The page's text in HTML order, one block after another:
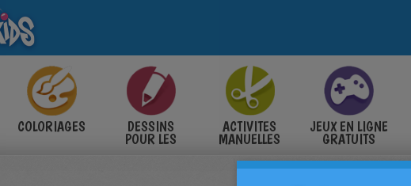
COLORIAGES DESSINS
POUR LES
ACTIVITES
MANUELLES
JEUX EN LIGNE
GRATUITS